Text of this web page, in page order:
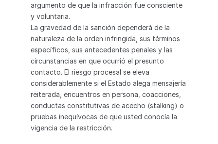
argumento de que la infracción fue consciente
y voluntaria.
La gravedad de la sanción dependerá de la
naturaleza de la orden infringida, sus términos
específicos, sus antecedentes penales y las
circunstancias en que ocurrió el presunto
contacto. El riesgo procesal se eleva
considerablemente si el Estado alega mensajería
reiterada, encuentros en persona, coacciones,
conductas constitutivas de acecho (stalking) o
pruebas inequívocas de que usted conocía la
vigencia de la restricción.